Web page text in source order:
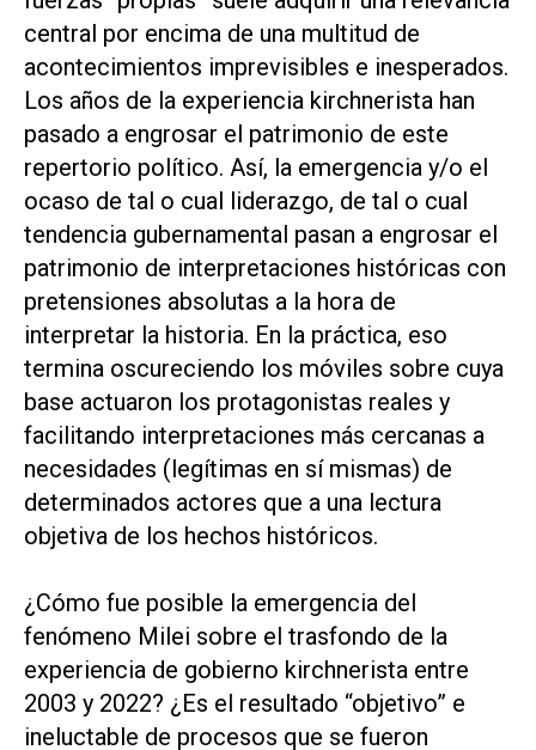
central por encima de una multitud de
acontecimientos imprevisibles e inesperados.
Los años de la experiencia kirchnerista han
pasado a engrosar el patrimonio de este
repertorio político. Así, la emergencia y/o el
ocaso de tal o cual liderazgo, de tal o cual
tendencia gubernamental pasan a engrosar el
patrimonio de interpretaciones históricas con
pretensiones absolutas a la hora de
interpretar la historia. En la práctica, eso
termina oscureciendo los móviles sobre cuya
base actuaron los protagonistas reales y
facilitando interpretaciones más cercanas a
necesidades (legítimas en sí mismas) de
determinados actores que a una lectura
objetiva de los hechos históricos.
¿Cómo fue posible la emergencia del
fenómeno Milei sobre el trasfondo de la
experiencia de gobierno kirchnerista entre
2003 y 2022? ¿Es el resultado “objetivo” e
ineluctable de procesos que se fueron